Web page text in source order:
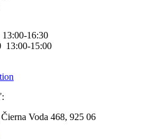
16:30
13:00-15:00
Voda 468, 925 06